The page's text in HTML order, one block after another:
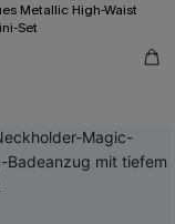
Metallic High-Waist
Set